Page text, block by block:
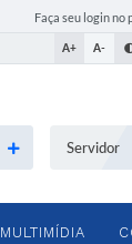
Faça seu login no
A+ A-
Servidor
MULTIMÍDIA